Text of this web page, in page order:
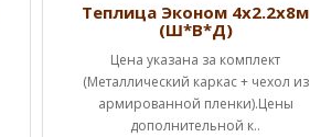
Теплица Эконом 4х2.2х8м
(Ш*В*Д)
Цена указана за комплект
(Металлический каркас + чехол из
армированной пленки).Цены
дополнительной к..